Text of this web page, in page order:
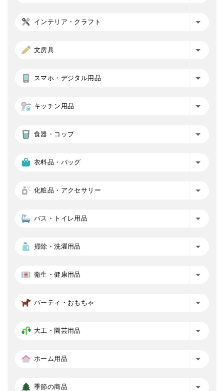
インテリア・クラフト
文房具
スマホ・デジタル用品
キッチン用品
食器・コップ
衣料品・バッグ
化粧品・アクセサリー
バス・トイレ用品
掃除・洗濯用品
衛生・健康用品
パーティ・おもちゃ
大工・園芸用品
ホーム用品
季節の商品